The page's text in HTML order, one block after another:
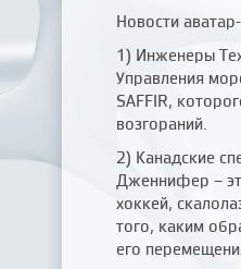
Новости
1) Инженеры
Управления
SAFFIR,
возгораний.
2) Канадские
Дженнифер –
хоккей,
того, каким
его